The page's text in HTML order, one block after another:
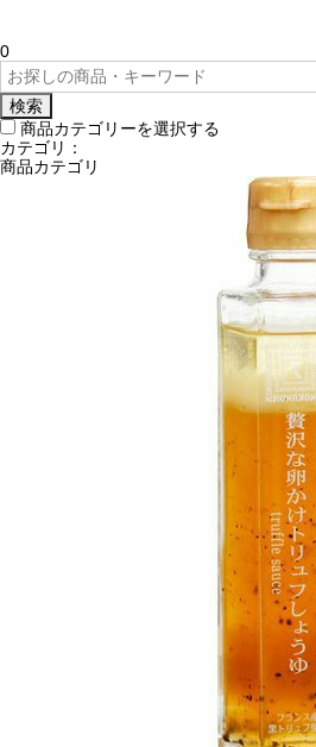
0
検索
商品カテゴリーを選択する
カテゴリ：
商品カテゴリ